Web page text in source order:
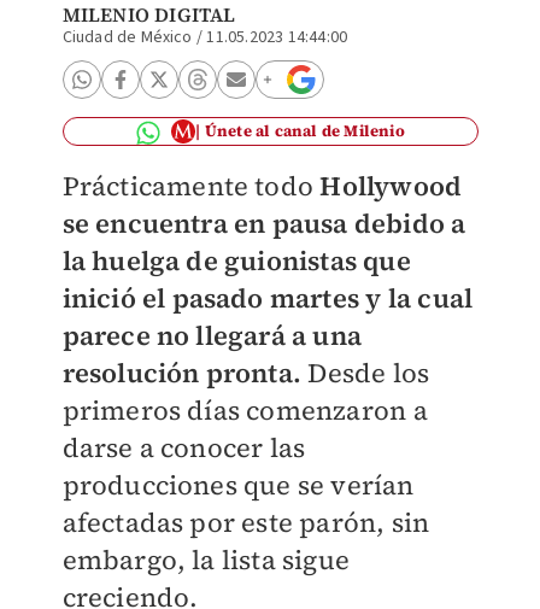
MILENIO DIGITAL
Ciudad de México /11.05.2023 14:44:00
Únete al canal de Milenio
Prácticamente todoHollywood
se encuentra en pausa debido a
la huelga de guionistas que
inició el pasado martes y la cual
parece no llegará a una
resolución pronta.Desde los
primeros días comenzaron a
darse a conocer las
producciones que se verían
afectadas por este parón, sin
embargo, la lista sigue
creciendo.